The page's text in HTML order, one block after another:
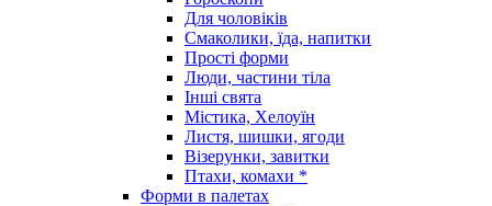
Для чоловіків
Смаколики, їда, напитки
Прості форми
Люди, частини тіла
Інші свята
Містика, Хелоуїн
Листя, шишки, ягоди
Візерунки, завитки
Птахи, комахи *
Форми в палетах